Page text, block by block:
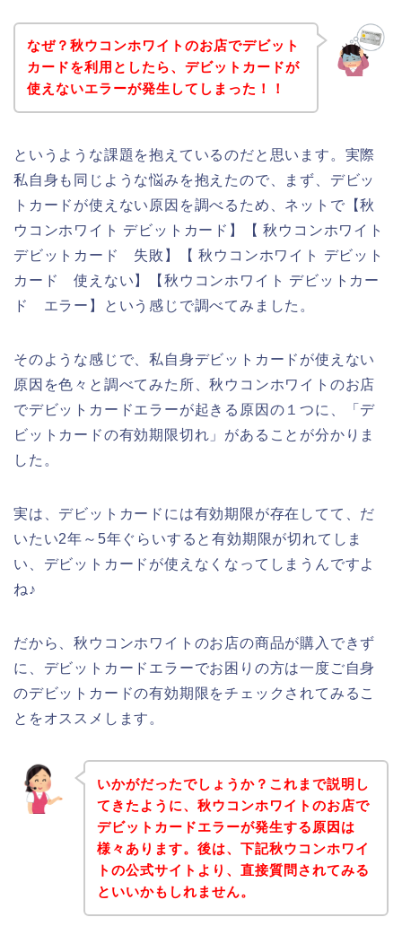
なぜ？秋ウコンホワイトのお店でデビット
カードを利用としたら、デビットカードが
使えないエラーが発生してしまった！！
というような課題を抱えているのだと思います。実際
私自身も同じような悩みを抱えたので、まず、デビッ
トカードが使えない原因を調べるため、ネットで【秋
ウコンホワイト デビットカード】【 秋ウコンホワイト
デビットカード 失敗】【 秋ウコンホワイト デビット
カード 使えない】【秋ウコンホワイト デビットカー
ド エラー】という感じで調べてみました。
そのような感じで、私自身デビットカードが使えない
原因を色々と調べてみた所、秋ウコンホワイトのお店
でデビットカードエラーが起きる原因の１つに、「デ
ビットカードの有効期限切れ」があることが分かりま
した。
実は、デビットカードには有効期限が存在してて、だ
いたい2年～5年ぐらいすると有効期限が切れてしま
い、デビットカードが使えなくなってしまうんですよ
ね♪
だから、秋ウコンホワイトのお店の商品が購入できず
に、デビットカードエラーでお困りの方は一度ご自身
のデビットカードの有効期限をチェックされてみるこ
とをオススメします。
いかがだったでしょうか？これまで説明し
てきたように、秋ウコンホワイトのお店で
デビットカードエラーが発生する原因は
様々あります。後は、下記秋ウコンホワイ
トの公式サイトより、直接質問されてみる
といいかもしれません。